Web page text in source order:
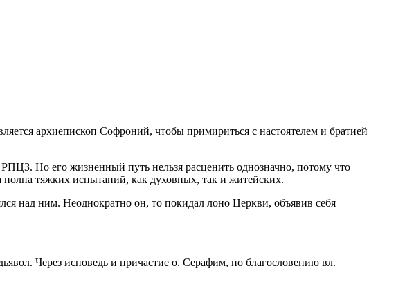
архиепископ Софроний, чтобы примириться с настоятелем и братией
Но его жизненный путь нельзя расценить однозначно, потому что
тяжких испытаний, как духовных, так и житейских.
над ним. Неоднократно он, то покидал лоно Церкви, объявив себя
Через исповедь и причастие о. Серафим, по благословению вл.